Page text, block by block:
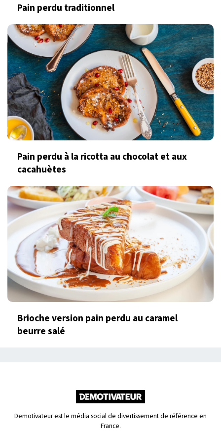
Pain perdu traditionnel
Pain perdu à la ricotta au chocolat et aux
cacahuètes
Brioche version pain perdu au caramel
beurre salé
Demotivateur est le média social de divertissement de référence en
France.